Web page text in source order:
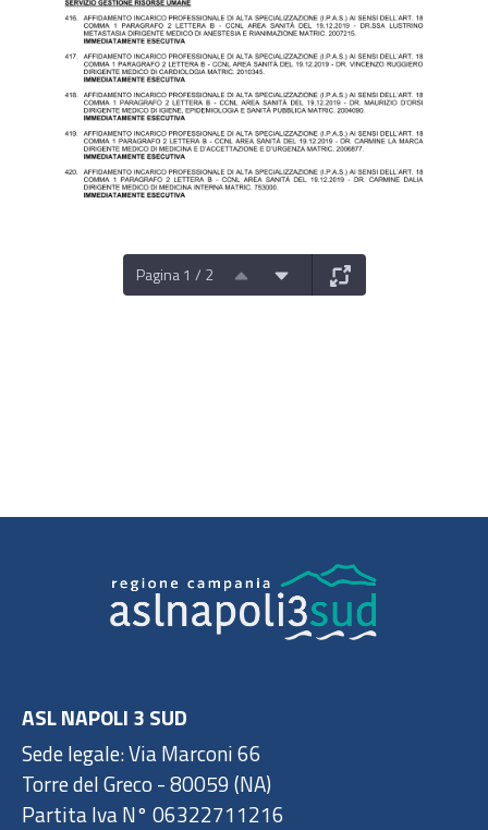
Pagina 1 / 2
ASL NAPOLI 3 SUD
Sede legale: Via Marconi 66
Torre del Greco - 80059 (NA)
Partita Iva N° 06322711216